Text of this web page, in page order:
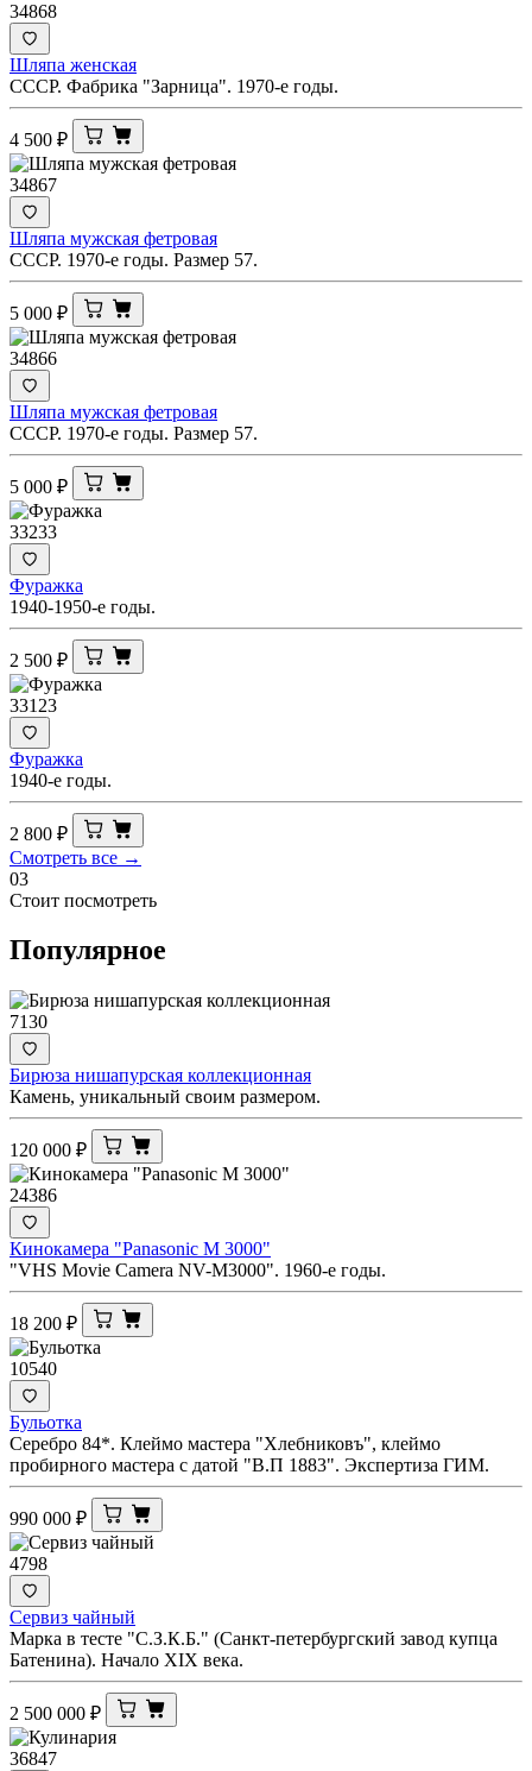
34868
Шляпа женская
СССР. Фабрика "Зарница". 1970-е годы.
4 500 ₽
34867
Шляпа мужская фетровая
СССР. 1970-е годы. Размер 57.
5 000 ₽
34866
Шляпа мужская фетровая
СССР. 1970-е годы. Размер 57.
5 000 ₽
33233
Фуражка
1940-1950-е годы.
2 500 ₽
33123
Фуражка
1940-е годы.
2 800 ₽
Смотреть все →
03
Стоит посмотреть
Популярное
7130
Бирюза нишапурская коллекционная
Камень, уникальный своим размером.
120 000 ₽
24386
Кинокамера "Panasonic M 3000"
"VHS Movie Camera NV-M3000". 1960-е годы.
18 200 ₽
10540
Бульотка
Серебро 84*. Клеймо мастера "Хлебниковъ", клеймо
пробирного мастера с датой "В.П 1883". Экспертиза ГИМ.
990 000 ₽
4798
Сервиз чайный
Марка в тесте "С.З.К.Б." (Санкт-петербургский завод купца
Батенина). Начало XIX века.
2 500 000 ₽
36847